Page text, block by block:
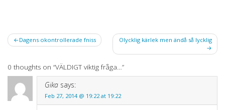
PostDagens okontrollerade fniss Olycklig kärlek men ändå så lycklig
0 thoughts on “VÄLDIGT viktig fråga…”
Gika says:
Feb 27, 2014 @ 19:22 at 19:22